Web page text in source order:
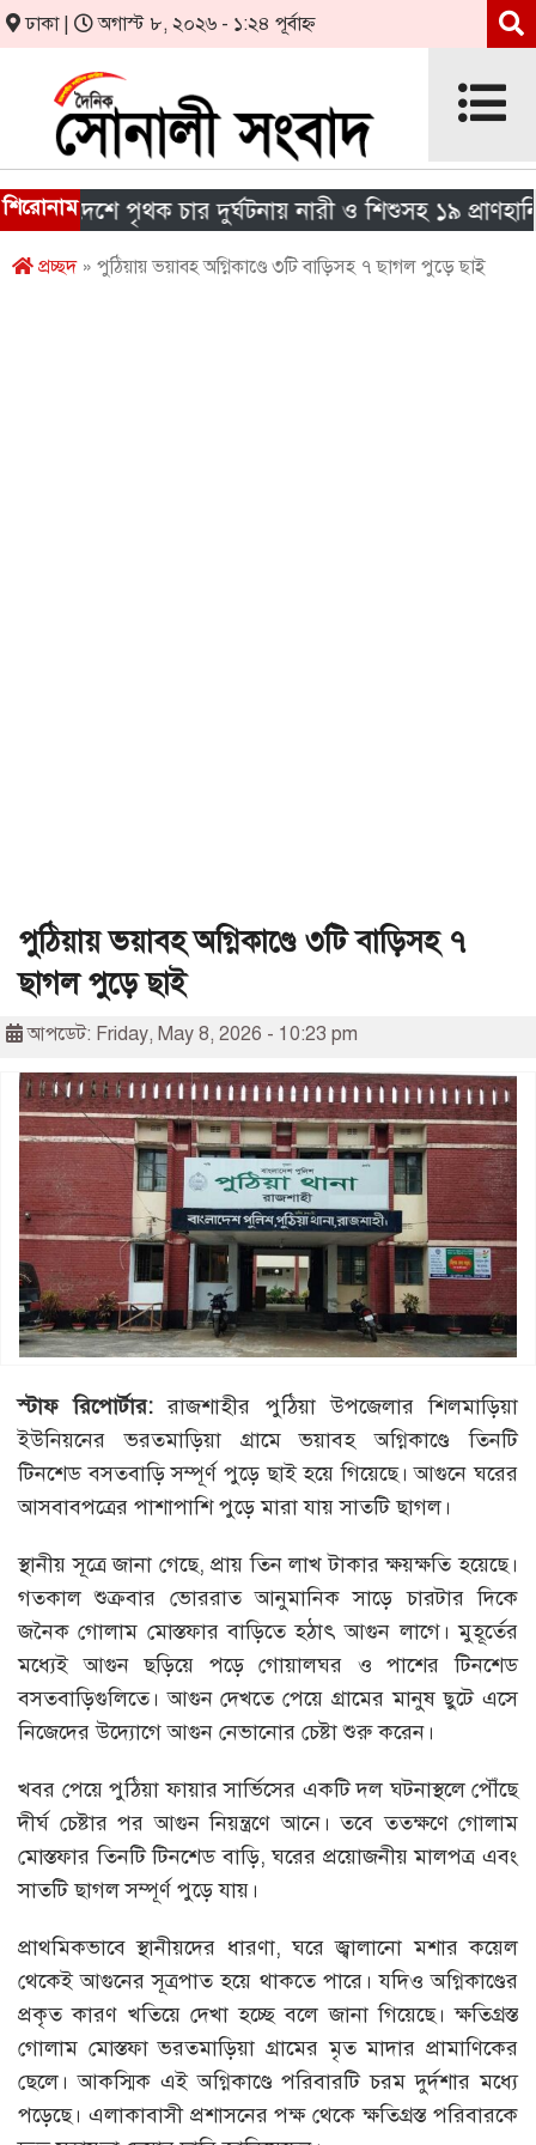
ঢাকা | অগাস্ট ৮, ২০২৬ - ১:২৪ পূর্বাহ্ন
শিরোনাম
দেশে পৃথক চার দুর্ঘটনায় নারী ও শিশুসহ ১৯ প্রাণহানি
প্রচ্ছদ» পুঠিয়ায় ভয়াবহ অগ্নিকাণ্ডে ৩টি বাড়িসহ ৭ ছাগল পুড়ে ছাই
পুঠিয়ায় ভয়াবহ অগ্নিকাণ্ডে ৩টি বাড়িসহ ৭
ছাগল পুড়ে ছাই
আপডেট: Friday, May 8, 2026 - 10:23 pm
স্টাফ রিপোর্টার: রাজশাহীর পুঠিয়া উপজেলার শিলমাড়িয়া
ইউনিয়নের ভরতমাড়িয়া গ্রামে ভয়াবহ অগ্নিকাণ্ডে তিনটি
টিনশেড বসতবাড়ি সম্পূর্ণ পুড়ে ছাই হয়ে গিয়েছে। আগুনে ঘরের
আসবাবপত্রের পাশাপাশি পুড়ে মারা যায় সাতটি ছাগল।
স্থানীয় সূত্রে জানা গেছে, প্রায় তিন লাখ টাকার ক্ষয়ক্ষতি হয়েছে।
গতকাল শুক্রবার ভোররাত আনুমানিক সাড়ে চারটার দিকে
জনৈক গোলাম মোস্তফার বাড়িতে হঠাৎ আগুন লাগে। মুহূর্তের
মধ্যেই আগুন ছড়িয়ে পড়ে গোয়ালঘর ও পাশের টিনশেড
বসতবাড়িগুলিতে। আগুন দেখতে পেয়ে গ্রামের মানুষ ছুটে এসে
নিজেদের উদ্যোগে আগুন নেভানোর চেষ্টা শুরু করেন।
খবর পেয়ে পুঠিয়া ফায়ার সার্ভিসের একটি দল ঘটনাস্থলে পৌঁছে
দীর্ঘ চেষ্টার পর আগুন নিয়ন্ত্রণে আনে। তবে ততক্ষণে গোলাম
মোস্তফার তিনটি টিনশেড বাড়ি, ঘরের প্রয়োজনীয় মালপত্র এবং
সাতটি ছাগল সম্পূর্ণ পুড়ে যায়।
প্রাথমিকভাবে স্থানীয়দের ধারণা, ঘরে জ্বালানো মশার কয়েল
থেকেই আগুনের সূত্রপাত হয়ে থাকতে পারে। যদিও অগ্নিকাণ্ডের
প্রকৃত কারণ খতিয়ে দেখা হচ্ছে বলে জানা গিয়েছে। ক্ষতিগ্রস্ত
গোলাম মোস্তফা ভরতমাড়িয়া গ্রামের মৃত মাদার প্রামাণিকের
ছেলে। আকস্মিক এই অগ্নিকাণ্ডে পরিবারটি চরম দুর্দশার মধ্যে
পড়েছে। এলাকাবাসী প্রশাসনের পক্ষ থেকে ক্ষতিগ্রস্ত পরিবারকে